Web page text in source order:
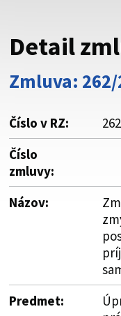
Buďte pozorní a vždy
cez zabezpečenú
vždy začína https://
Detail
Zmluva: 262/
Číslo v RZ:
Číslo
zmluvy:
Názov:
Predmet: